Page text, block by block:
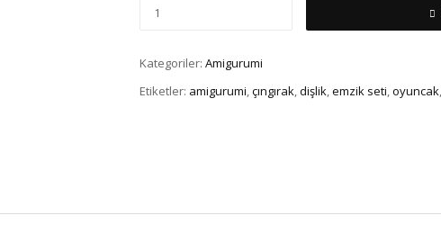
Kategoriler: Amigurumi
Etiketler: amigurumi çıngırak dişlik emzik seti oyuncak